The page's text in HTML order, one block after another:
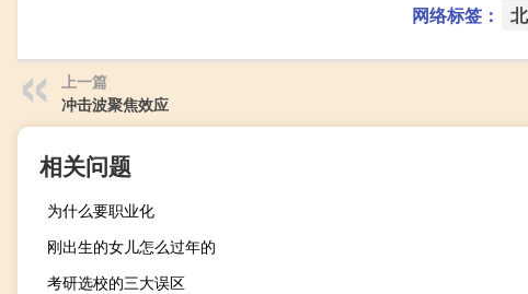
网络标签：
上一篇
冲击波聚焦效应
相关问题
为什么要职业化
刚出生的女儿怎么过年的
考研选校的三大误区